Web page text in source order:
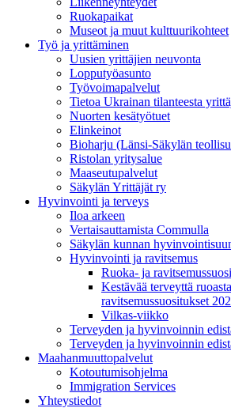
Ruokapaikat
Museot ja muut kulttuurikohteet
Työ ja yrittä­minen
Uusien yrittäjien neuvonta
Lopputyöasunto
Työvoimapalvelut
Tietoa Ukrainan tilanteesta
Nuorten kesätyötuet
Elinkeinot
Bioharju (Länsi-Säkylän
Ristolan yritysalue
Maaseutupalvelut
Säkylän Yrittäjät ry
Hyvinvointi ja terveys
Iloa arkeen
Vertaisauttamista Commulla
Säkylän kunnan
Hyvinvointi ja ravitsemus
Ruoka- ja
Kestävää terveyttä
ravitsemussuositukset
Vilkas-viikko
Terveyden ja hyvinvoinnin
Terveyden ja hyvinvoinnin
Maahanmuuttopalvelut
Kotoutumisohjelma
Immigration Services
Yhteystiedot